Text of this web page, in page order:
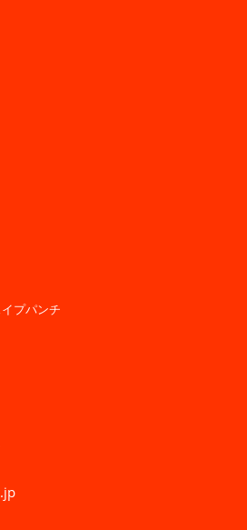
プパンチ